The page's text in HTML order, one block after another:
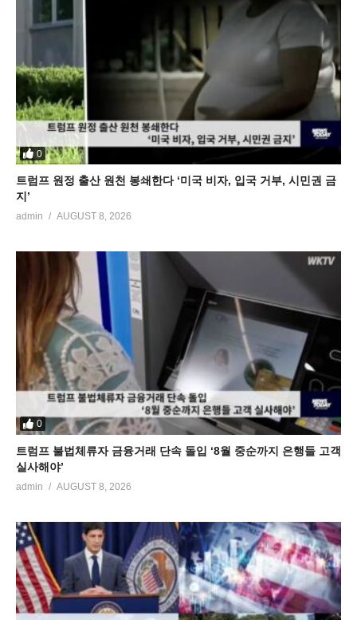
0
트럼프 원정 출산 원천 봉쇄한다 ‘미국 비자, 입국 거부, 시민권 금
지’
admin AUGUST 8, 2026
0
트럼프 불법체류자 금융거래 단속 돌입 ‘8월 중순까지 은행들 고객
실사해야’
admin AUGUST 8, 2026